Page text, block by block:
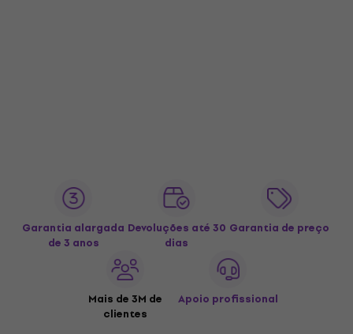
Garantia alargada
de 3 anos
Devoluções até 30
dias
Garantia de preço
Mais de 3M de
clientes
Apoio profissional